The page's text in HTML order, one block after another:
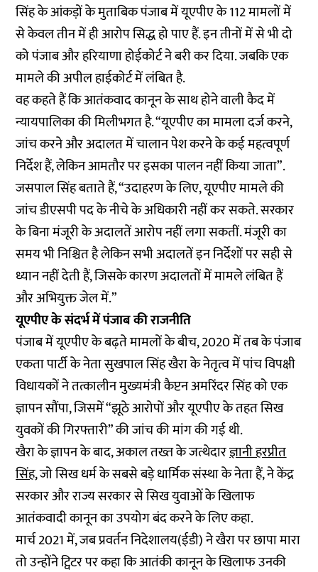
सिंह के आंकड़ों के मुताबिक पंजाब में यूएपीए के 112 मामलों में
से केवल तीन में ही आरोप सिद्ध हो पाए हैं. इन तीनों में से भी दो
को पंजाब और हरियाणा होईकोर्ट ने बरी कर दिया. जबकि एक
मामले की अपील हाईकोर्ट में लंबित है.
वह कहते हैं कि आतंकवाद कानून के साथ होने वाली कैद में
न्यायपालिका की मिलीभगत है. “यूएपीए का मामला दर्ज करने,
जांच करने और अदालत में चालान पेश करने के कई महत्वपूर्ण
निर्देश हैं, लेकिन आमतौर पर इसका पालन नहीं किया जाता”.
जसपाल सिंह बताते हैं, “उदाहरण के लिए, यूएपीए मामले की
जांच डीएसपी पद के नीचे के अधिकारी नहीं कर सकते. सरकार
के बिना मंजूरी के अदालतें आरोप नहीं लगा सकतीं. मंजूरी का
समय भी निश्चित है लेकिन सभी अदालतें इन निर्देशों पर सही से
ध्यान नहीं देती हैं, जिसके कारण अदालतों में मामले लंबित हैं
और अभियुक्त जेल में.”
यूएपीए के संदर्भ में पंजाब की राजनीति
पंजाब में यूएपीए के बढ़ते मामलों के बीच, 2020 में तब के पंजाब
एकता पार्टी के नेता सुखपाल सिंह खैरा के नेतृत्व में पांच विपक्षी
विधायकों ने तत्कालीन मुख्यमंत्री कैप्टन अमरिंदर सिंह को एक
ज्ञापन सौंपा, जिसमें “झूठे आरोपों और यूएपीए के तहत सिख
युवकों की गिरफ्तारी” की जांच की मांग की गई थी.
खैरा के ज्ञापन के बाद, अकाल तख्त के जत्थेदारज्ञानी हरप्रीत
सिंह, जो सिख धर्म के सबसे बड़े धार्मिक संस्था के नेता हैं, ने केंद्र
सरकार और राज्य सरकार से सिख युवाओं के खिलाफ
आतंकवादी कानून का उपयोग बंद करने के लिए कहा.
मार्च 2021 में, जब प्रवर्तन निदेशालय(ईडी) ने खैरा पर छापा मारा
तो उन्होंने ट्विटर पर कहा कि आतंकी कानून के खिलाफ उनकी